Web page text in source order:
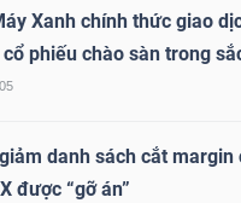
Xanh chính thức giao
cổ phiếu chào sàn trong
giảm danh sách cắt margin
được “gỡ án”